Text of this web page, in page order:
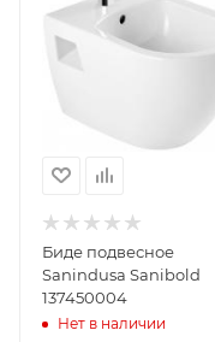
Биде подвесное
Sanindusa Sanibold
137450004
Нет в наличии